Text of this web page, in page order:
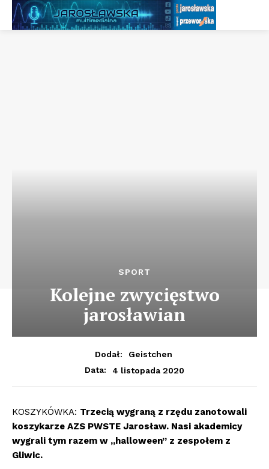
SPORT
Kolejne zwycięstwo
jarosławian
Dodał:
Geistchen
Data:
4 listopada 2020
KOSZYKÓWKA: Trzecią wygraną z rzędu zanotowali
koszykarze AZS PWSTE Jarosław. Nasi akademicy
wygrali tym razem w „halloween” z zespołem z
Gliwic.